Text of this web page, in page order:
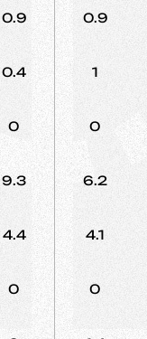
0.9 0.9
0.4 1
0 0
9.3 6.2
4.4 4.1
0 0